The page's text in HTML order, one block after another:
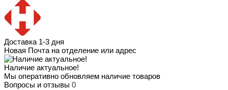
Доставка 1-3 дня
Новая Почта на отделение или адрес
Наличие актуальное!
Мы оперативно обновляем наличие товаров
Вопросы и отзывы 0